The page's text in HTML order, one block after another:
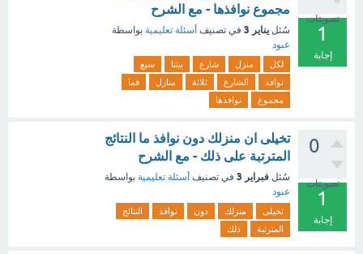
تصويتات
1
إجابة
مجموع نوافذها - مع الشرح
سُئل يناير 3 في تصنيف أسئلة تعليمية بواسطة
عبود
لكل منزل شارع بيتنا
سبع
نوافذ
الشارع ثلاثة منازل
فما
مجموع
نوافذها
0
تصويتات
1
إجابة
تخيلى ان منزلك دون نوافذ ما النتائج
المترتبة على ذلك - مع الشرح
سُئل فبراير 3 في تصنيف أسئلة تعليمية بواسطة
عبود
تخيلى منزلك دون نوافذ
النتائج
المترتبة
ذلك